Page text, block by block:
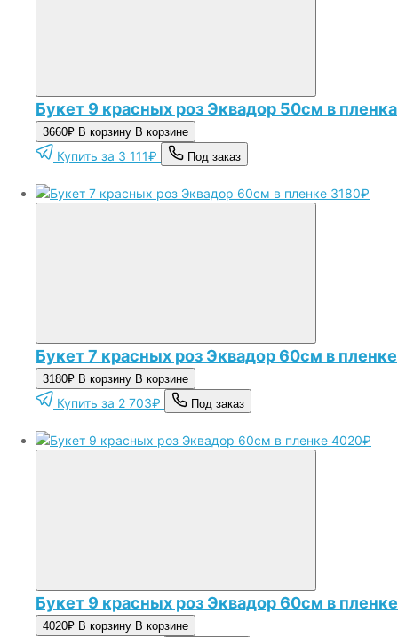
Букет 9 красных роз Эквадор 50см в пленка
3660₽ В корзину В корзине
Купить за 3 111₽ Под заказ
3180₽
Букет 7 красных роз Эквадор 60см в пленке
3180₽ В корзину В корзине
Купить за 2 703₽ Под заказ
4020₽
Букет 9 красных роз Эквадор 60см в пленке
4020₽ В корзину В корзине